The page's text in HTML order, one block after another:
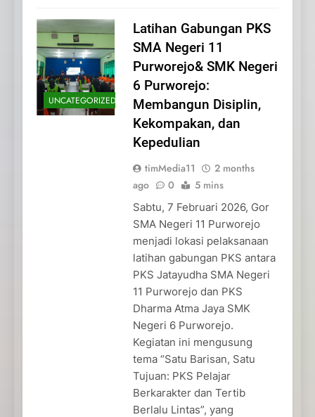
UNCATEGORIZED
Latihan Gabungan PKS
SMA Negeri 11
Purworejo& SMK Negeri
6 Purworejo:
Membangun Disiplin,
Kekompakan, dan
Kepedulian
timMedia11
2 months
ago
0 5 mins
Sabtu, 7 Februari 2026, Gor
SMA Negeri 11 Purworejo
menjadi lokasi pelaksanaan
latihan gabungan PKS antara
PKS Jatayudha SMA Negeri
11 Purworejo dan PKS
Dharma Atma Jaya SMK
Negeri 6 Purworejo.
Kegiatan ini mengusung
tema “Satu Barisan, Satu
Tujuan: PKS Pelajar
Berkarakter dan Tertib
Berlalu Lintas”, yang